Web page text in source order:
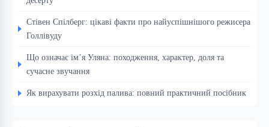
Стівен Спілберг: цікаві факти про найуспішнішого режисера
Голлівуду
Що означає ім’я Уляна: походження, характер, доля та
сучасне звучання
Як вирахувати розхід палива: повний практичний посібник